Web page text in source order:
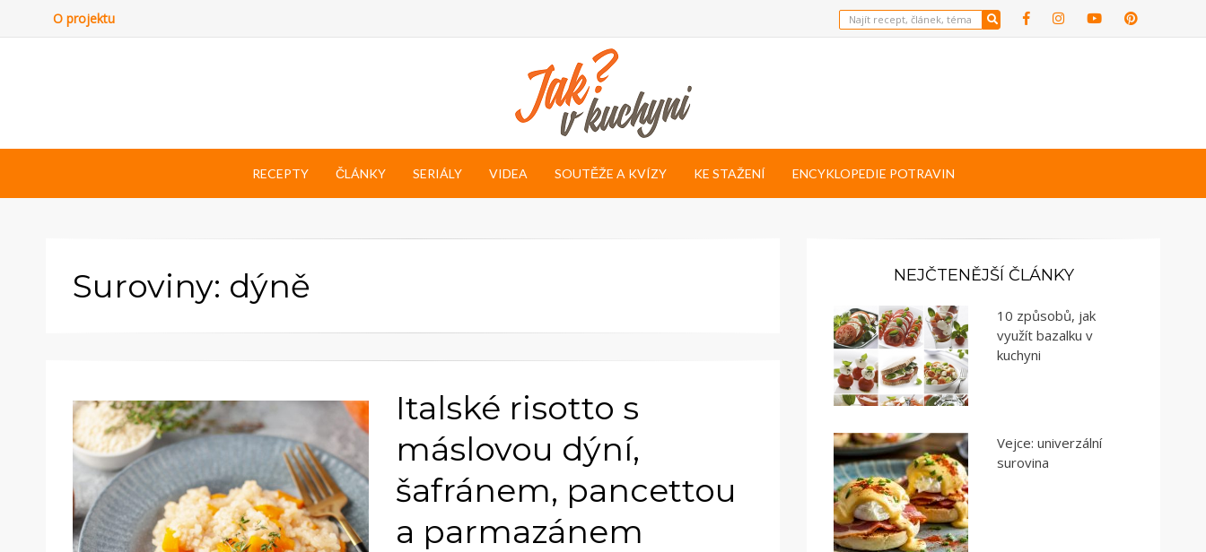
O projektu
RECEPTY ČLÁNKY SERIÁLY VIDEA SOUTĚŽE A KVÍZY KE STAŽENÍ ENCYKLOPEDIE POTRAVIN
Suroviny: dýně
Italské risotto s
máslovou dýní,
šafránem, pancettou
a parmazánem
NEJČTENĚJŠÍ ČLÁNKY
10 způsobů, jak
využít bazalku v
kuchyni
Vejce: univerzální
surovina